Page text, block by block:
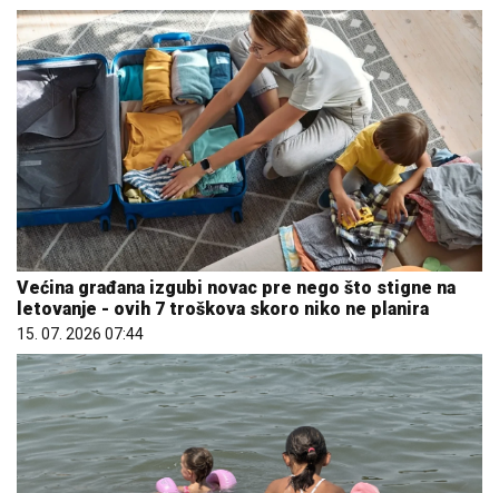
Većina građana izgubi novac pre nego što stigne na
letovanje - ovih 7 troškova skoro niko ne planira
15. 07. 2026 07:44